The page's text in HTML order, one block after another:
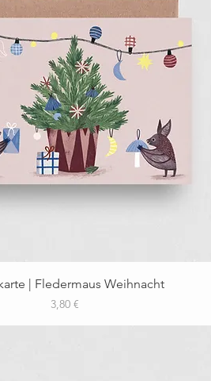
Schnellansicht
| Fledermaus Weihnacht
Preis
3,80 €